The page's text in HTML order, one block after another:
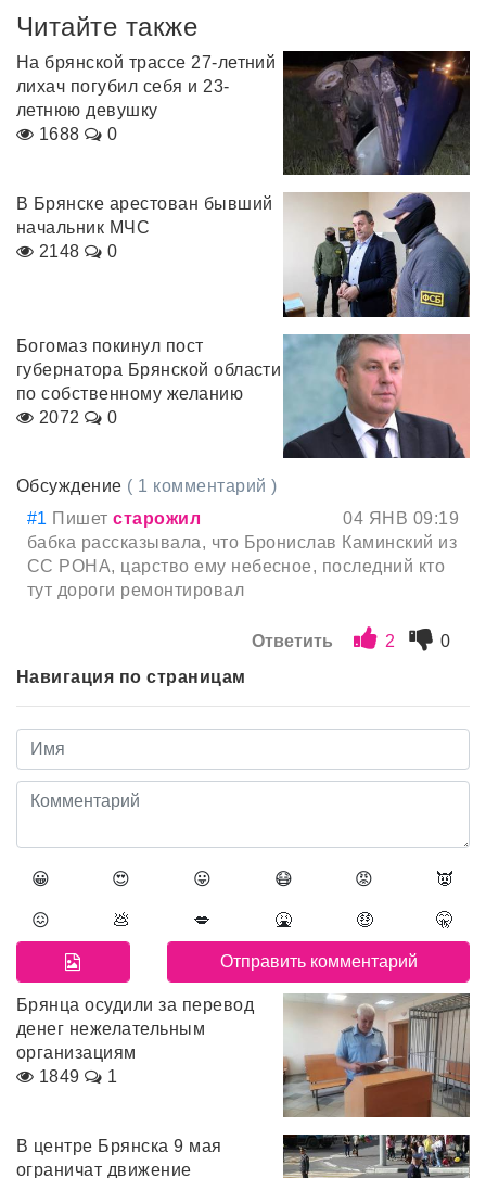
Читайте также
На брянской трассе 27-летний
лихач погубил себя и 23-
летнюю девушку
1688
0
В Брянске арестован бывший
начальник МЧС
2148
0
Богомаз покинул пост
губернатора Брянской области
по собственному желанию
2072
0
Обсуждение ( 1 комментарий )
#1 Пишетстарожил
04 ЯНВ 09:19
бабка рассказывала, что Бронислав Каминский из
СС РОНА, царство ему небесное, последний кто
тут дороги ремонтировал
Ответить 2
0
Навигация по страницам
😀 😍 😛 😷 😡 👿
😖 💩 💋 🤮 🤑 🤫
Брянца осудили за перевод
денег нежелательным
организациям
1849
1
В центре Брянска 9 мая
ограничат движение